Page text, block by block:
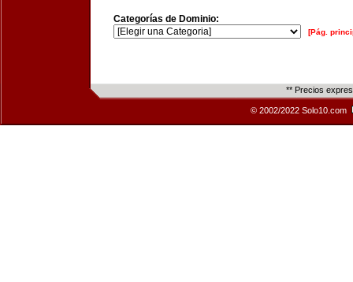
Categorías de Dominio:
[Pág.
** Precios
© 2002/2022 Solo10.com